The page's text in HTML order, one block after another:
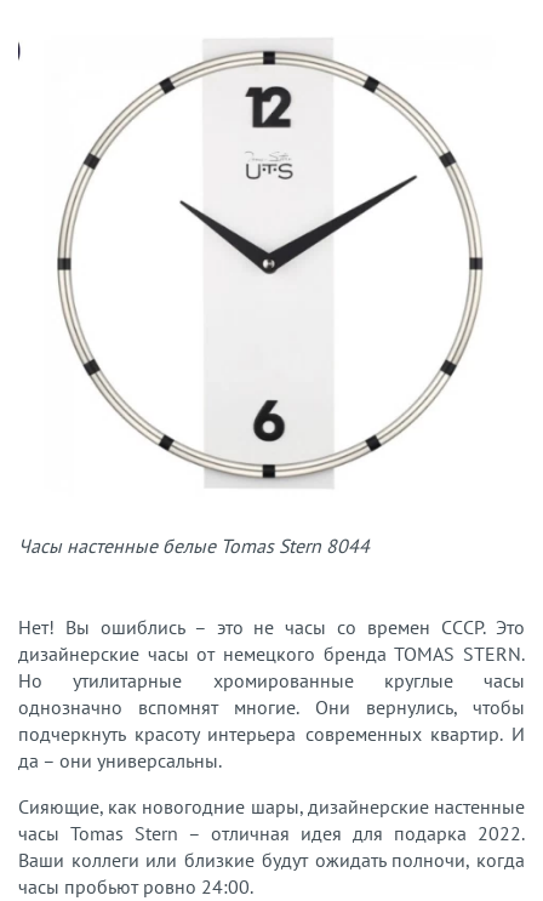
Часы настенные белые Tomas Stern 8044
Нет! Вы ошиблись – это не часы со времен СССР. Это
дизайнерские часы от немецкого бренда TOMAS STERN.
Но утилитарные хромированные круглые часы
однозначно вспомнят многие. Они вернулись, чтобы
подчеркнуть красоту интерьера современных квартир. И
да – они универсальны.
Сияющие, как новогодние шары, дизайнерские настенные
часы Tomas Stern – отличная идея для подарка 2022.
Ваши коллеги или близкие будут ожидать полночи, когда
часы пробьют ровно 24:00.